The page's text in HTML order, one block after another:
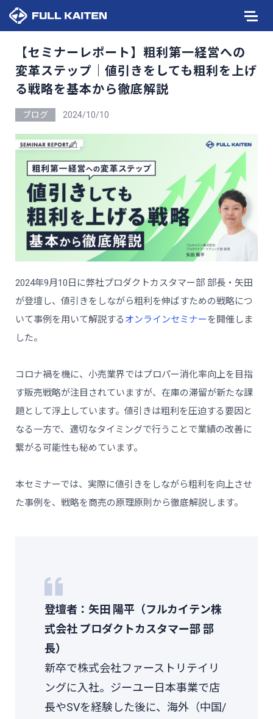
【セミナーレポート】粗利第一経営への
変革ステップ｜値引きをしても粗利を上げ
る戦略を基本から徹底解説
ブログ 2024/10/10
2024年9月10日に弊社プロダクトカスタマー部 部長・矢田
が登壇し、値引きをしながら粗利を伸ばすための戦略につ
いて事例を用いて解説する オンラインセミナーを開催しま
した。
コロナ禍を機に、小売業界ではプロパー消化率向上を目指
す販売戦略が注目されていますが、在庫の滞留が新たな課
題として浮上しています。値引きは粗利を圧迫する要因と
なる一方で、適切なタイミングで行うことで業績の改善に
繋がる可能性も秘めています。
本セミナーでは、実際に値引きをしながら粗利を向上させ
た事例を、戦略を商売の原理原則から徹底解説します。
登壇者：矢田 陽平（フルカイテン株
式会社 プロダクトカスタマー部 部
長）
新卒で株式会社ファーストリテイリ
ングに入社。ジーユー日本事業で店
長やSVを経験した後に、海外（中国/